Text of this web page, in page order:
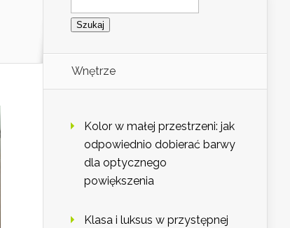
Wnętrze
Kolor w małej przestrzeni: jak
odpowiednio dobierać barwy
dla optycznego
powiększenia
Klasa i luksus w przystępnej